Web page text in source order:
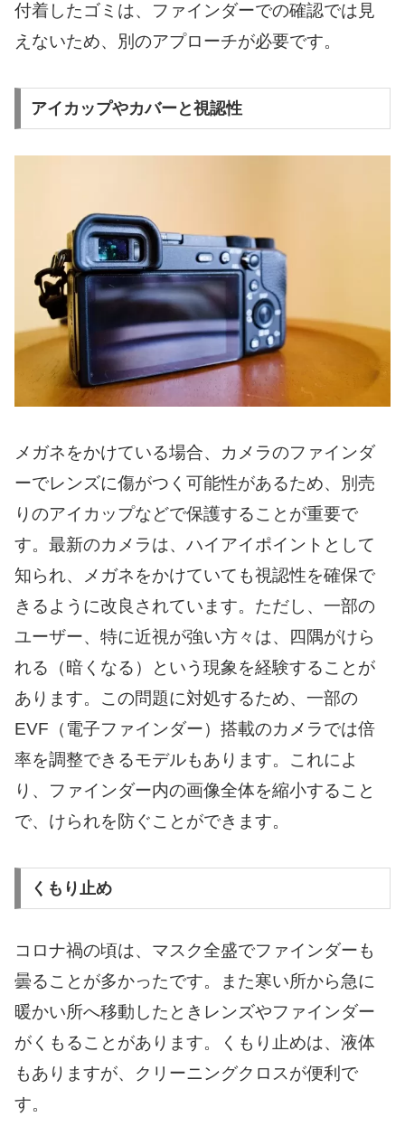
付着したゴミは、ファインダーでの確認では見
えないため、別のアプローチが必要です。
アイカップやカバーと視認性
メガネをかけている場合、カメラのファインダ
ーでレンズに傷がつく可能性があるため、別売
りのアイカップなどで保護することが重要で
す。最新のカメラは、ハイアイポイントとして
知られ、メガネをかけていても視認性を確保で
きるように改良されています。ただし、一部の
ユーザー、特に近視が強い方々は、四隅がけら
れる（暗くなる）という現象を経験することが
あります。この問題に対処するため、一部の
EVF（電子ファインダー）搭載のカメラでは倍
率を調整できるモデルもあります。これによ
り、ファインダー内の画像全体を縮小すること
で、けられを防ぐことができます。
くもり止め
コロナ禍の頃は、マスク全盛でファインダーも
曇ることが多かったです。また寒い所から急に
暖かい所へ移動したときレンズやファインダー
がくもることがあります。くもり止めは、液体
もありますが、クリーニングクロスが便利で
す。